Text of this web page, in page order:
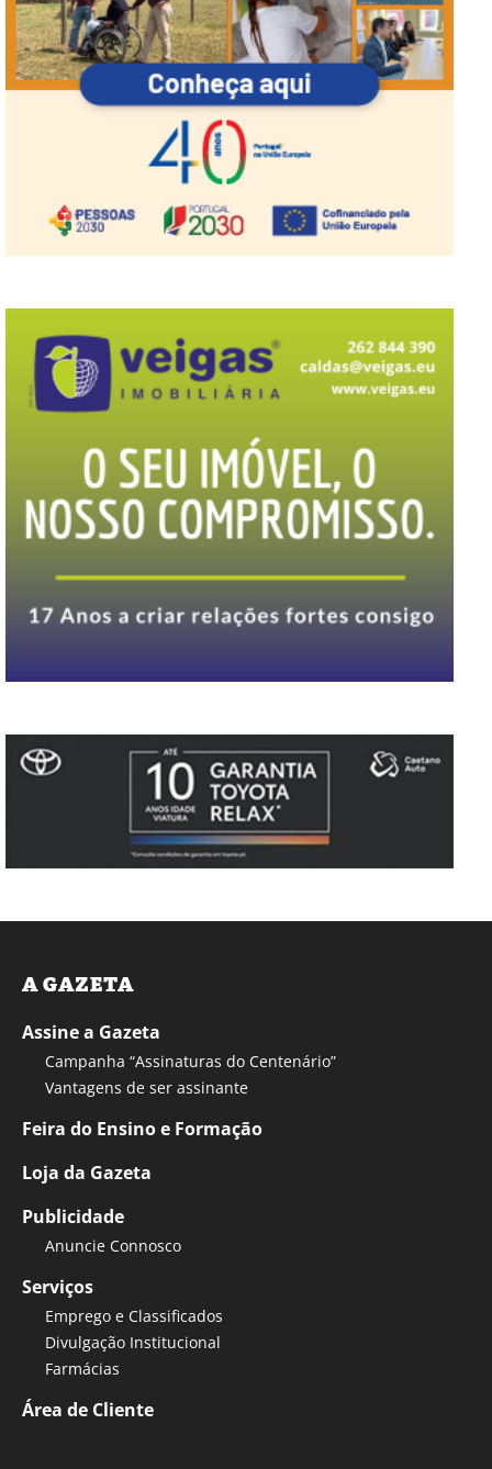
A GAZETA
Assine a Gazeta
Campanha “Assinaturas do Centenário”
Vantagens de ser assinante
Feira do Ensino e Formação
Loja da Gazeta
Publicidade
Anuncie Connosco
Serviços
Emprego e Classificados
Divulgação Institucional
Farmácias
Área de Cliente